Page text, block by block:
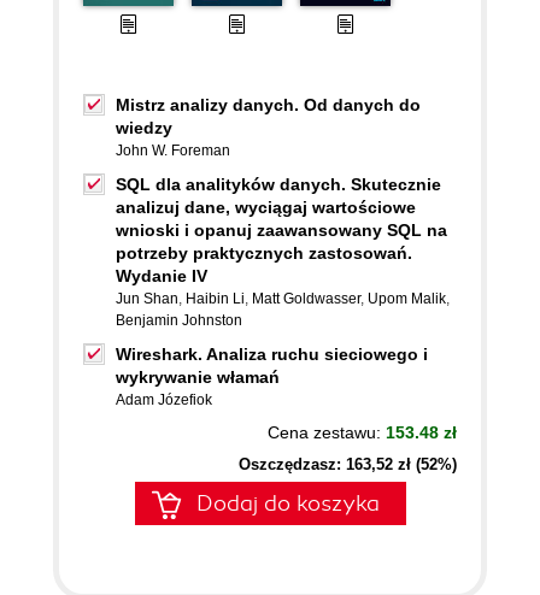
Mistrz analizy danych. Od danych do
wiedzy
John W. Foreman
SQL dla analityków danych. Skutecznie
analizuj dane, wyciągaj wartościowe
wnioski i opanuj zaawansowany SQL na
potrzeby praktycznych zastosowań.
Wydanie IV
Jun Shan, Haibin Li, Matt Goldwasser, Upom Malik,
Benjamin Johnston
Wireshark. Analiza ruchu sieciowego i
wykrywanie włamań
Adam Józefiok
Cena zestawu: 153.48 zł
Oszczędzasz: 163,52 zł (52%)
Dodaj do koszyka